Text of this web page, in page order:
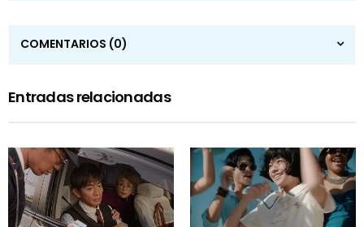
COMENTARIOS (0)
Entradas relacionadas